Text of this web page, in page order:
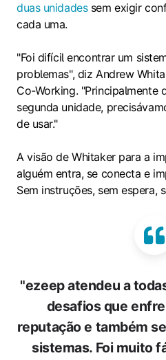
duas unidadessem exigir
cada uma.
"Foi difícil encontrar um
problemas", diz Andrew
Co-Working. "Principalmente
segunda unidade,
de usar."
A visão de Whitaker para a
alguém entra, se conecta e
Sem instruções, sem espera,
"ezeep atendeu a
desafios que
reputação e também
sistemas. Foi muito